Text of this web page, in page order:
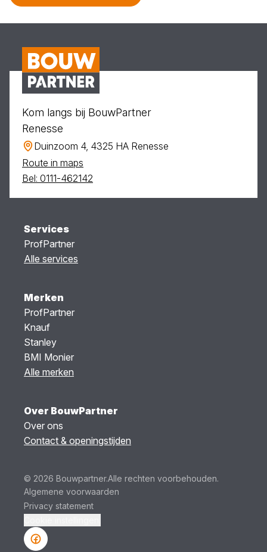
Kom langs bij BouwPartner
Renesse
Duinzoom 4, 4325 HA Renesse
Route in maps
Bel: 0111-462142
Services
ProfPartner
Alle services
Merken
ProfPartner
Knauf
Stanley
BMI Monier
Alle merken
Over BouwPartner
Over ons
Contact & openingstijden
© 2026 Bouwpartner.Alle rechten voorbehouden.
Algemene voorwaarden
Privacy statement